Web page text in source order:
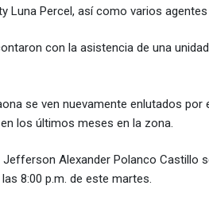
Luna Percel, así como varios agentes
con la asistencia de una
se ven nuevamente enlutados
los últimos meses en la zona.
Alexander Polanco Castillo
8:00 p.m. de este martes.